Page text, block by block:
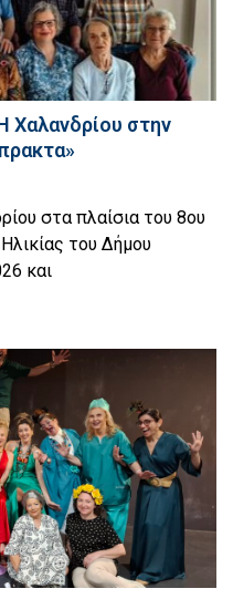
στην
στα πλαίσια του 8ου
του Δήμου
και